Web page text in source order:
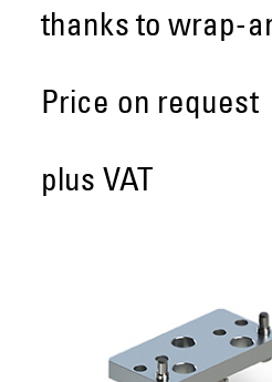
thanks to wrap-
Price on request
plus VAT